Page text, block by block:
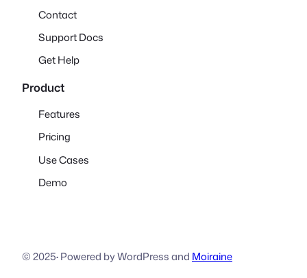
Contact
Support Docs
Get Help
Product
Features
Pricing
Use Cases
Demo
© 2025·Powered by WordPress and Moiraine